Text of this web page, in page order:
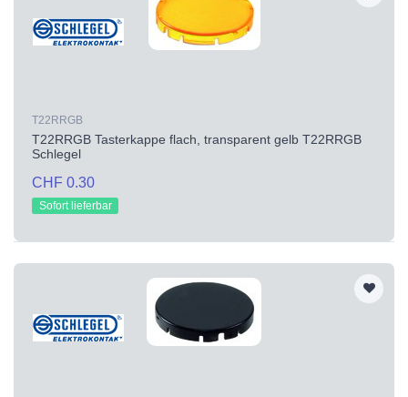
T22RRGB
T22RRGB Tasterkappe flach, transparent gelb T22RRGB
Schlegel
CHF 0.30
Sofort lieferbar